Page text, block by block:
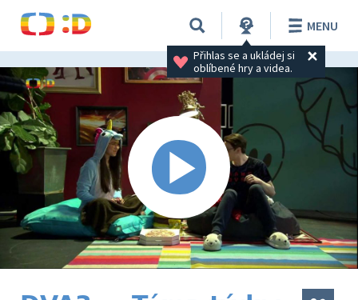
Přihlas se a ukládej si
oblíbené hry a videa.
MENU